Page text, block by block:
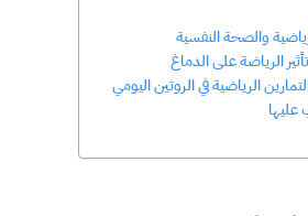
والصحة النفسية
الرياضة على الدماغ
الرياضية في الروتين اليومي
عليها